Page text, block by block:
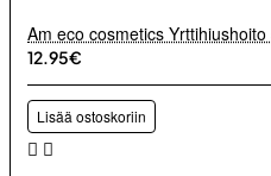
Am eco cosmetics
12.95€
Lisää ostoskoriin